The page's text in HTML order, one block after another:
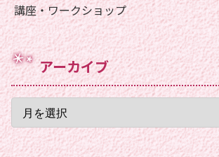
講座・ワークショップ
アーカイブ